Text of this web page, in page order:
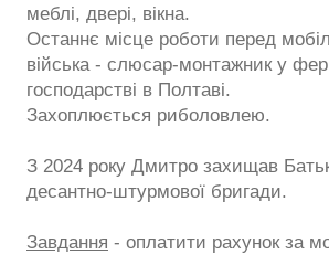
меблі, двері, вікна.
Останнє місце роботи перед
війська - слюсар-монтажник у
господарстві в Полтаві.
Захоплюється риболовлею.
З 2024 року Дмитро захищав
десантно-штурмової бригади.
Завдання - оплатити рахунок за